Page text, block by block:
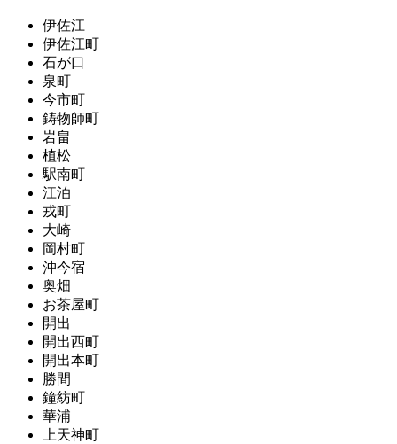
伊佐江
伊佐江町
石が口
泉町
今市町
鋳物師町
岩畠
植松
駅南町
江泊
戎町
大崎
岡村町
沖今宿
奥畑
お茶屋町
開出
開出西町
開出本町
勝間
鐘紡町
華浦
上天神町